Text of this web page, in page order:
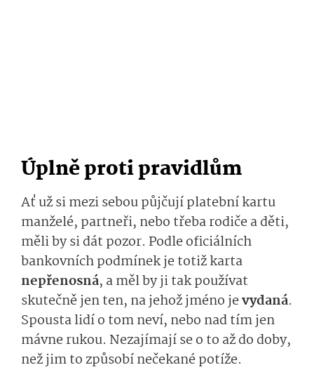
Úplně proti pravidlům
Ať už si mezi sebou půjčují platební kartu
manželé, partneři, nebo třeba rodiče a děti,
měli by si dát pozor. Podle oficiálních
bankovních podmínek je totiž karta
nepřenosná, a měl by ji tak používat
skutečně jen ten, na jehož jméno jevydaná.
Spousta lidí o tom neví, nebo nad tím jen
mávne rukou. Nezajímají se o to až do doby,
než jim to způsobí nečekané potíže.